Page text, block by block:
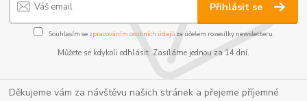
Přihlásit se
Souhlasím se zpracováním osobních údajůza účelem rozesílky newsletteru.
Můžete se kdykoli odhlásit. Zasíláme jednou za 14 dní.
Děkujeme vám za návštěvu našich stránek a přejeme příjemné